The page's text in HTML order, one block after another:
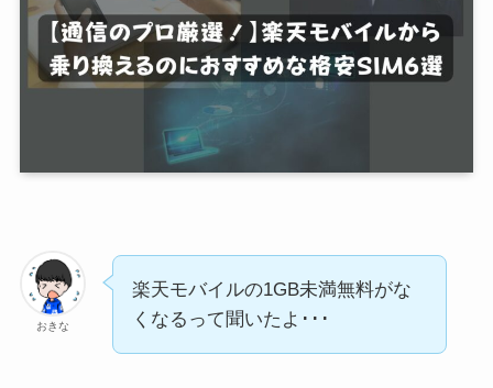
おきな
楽天モバイルの1GB未満無料がな
くなるって聞いたよ･･･